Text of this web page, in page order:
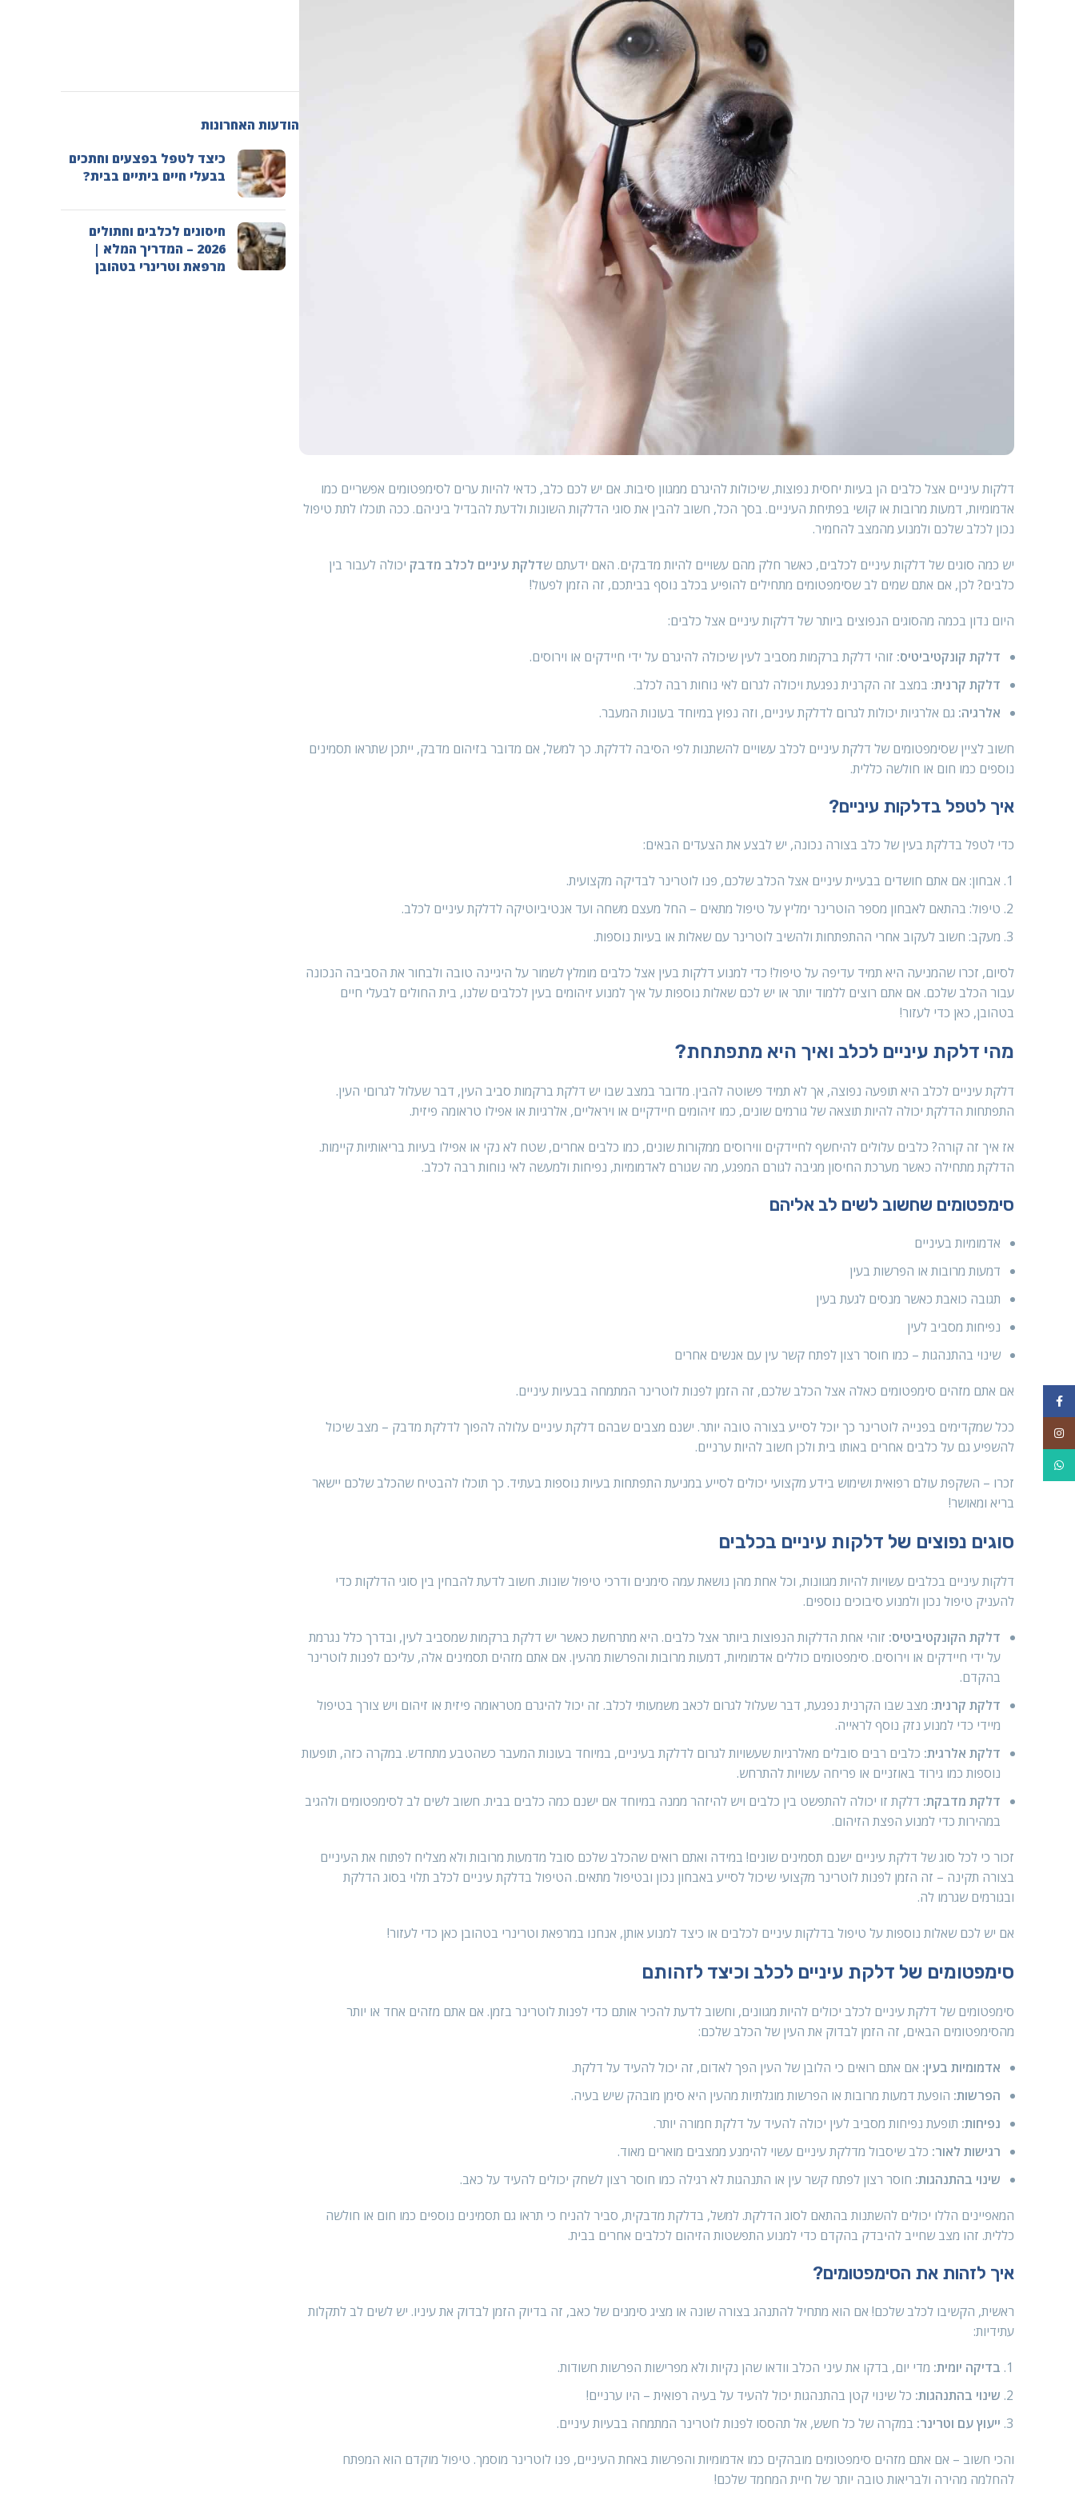
דלקות עיניים אצל כלבים הן בעיות יחסית נפוצות, שיכולות להיגרם ממגוון סיבות. אם יש לכם כלב, כדאי להיות ערים לסימפטומים אפשריים כמו
אדמומיות, דמעות מרובות או קושי בפתיחת העיניים. בסך הכל, חשוב להבין את סוגי הדלקות השונות ולדעת להבדיל ביניהם. ככה תוכלו לתת טיפול
נכון לכלב שלכם ולמנוע מהמצב להחמיר.
יש כמה סוגים של דלקות עיניים לכלבים, כאשר חלק מהם עשויים להיות מדבקים. האם ידעתם שדלקת עיניים לכלב מדבק יכולה לעבור בין
כלבים? לכן, אם אתם שמים לב שסימפטומים מתחילים להופיע בכלב נוסף בביתכם, זה הזמן לפעול!
היום נדון בכמה מהסוגים הנפוצים ביותר של דלקות עיניים אצל כלבים:
דלקת קונקטיביטיס: זוהי דלקת ברקמות מסביב לעין שיכולה להיגרם על ידי חיידקים או וירוסים.
דלקת קרנית: במצב זה הקרנית נפגעת ויכולה לגרום לאי נוחות רבה לכלב.
אלרגיה: גם אלרגיות יכולות לגרום לדלקת עיניים, וזה נפוץ במיוחד בעונות המעבר.
חשוב לציין שסימפטומים של דלקת עיניים לכלב עשויים להשתנות לפי הסיבה לדלקת. כך למשל, אם מדובר בזיהום מדבק, ייתכן שתראו תסמינים
נוספים כמו חום או חולשה כללית.
איך לטפל בדלקות עיניים?
כדי לטפל בדלקת בעין של כלב בצורה נכונה, יש לבצע את הצעדים הבאים:
אבחון: אם אתם חושדים בבעיית עיניים אצל הכלב שלכם, פנו לוטרינר לבדיקה מקצועית.
טיפול: בהתאם לאבחון מספר הוטרינר ימליץ על טיפול מתאים – החל מעצם משחה ועד אנטיביוטיקה לדלקת עיניים לכלב.
מעקב: חשוב לעקוב אחרי ההתפתחות ולהשיב לוטרינר עם שאלות או בעיות נוספות.
לסיום, זכרו שהמניעה היא תמיד עדיפה על טיפול! כדי למנוע דלקות בעין אצל כלבים מומלץ לשמור על היגיינה טובה ולבחור את הסביבה הנכונה
עבור הכלב שלכם. אם אתם רוצים ללמוד יותר או יש לכם שאלות נוספות על איך למנוע זיהומים בעין לכלבים שלנו, בית החולים לבעלי חיים
בטהובן, כאן כדי לעזור!
מהי דלקת עיניים לכלב ואיך היא מתפתחת?
דלקת עיניים לכלב היא תופעה נפוצה, אך לא תמיד פשוטה להבין. מדובר במצב שבו יש דלקת ברקמות סביב העין, דבר שעלול לגרוםי העין.
התפתחות הדלקת יכולה להיות תוצאה של גורמים שונים, כמו זיהומים חיידקיים או ויראליים, אלרגיות או אפילו טראומה פיזית.
אז איך זה קורה? כלבים עלולים להיחשף לחיידקים ווירוסים ממקורות שונים, כמו כלבים אחרים, שטח לא נקי או אפילו בעיות בריאותיות קיימות.
הדלקת מתחילה כאשר מערכת החיסון מגיבה לגורם המפגע, מה שגורם לאדמומיות, נפיחות ולמעשה לאי נוחות רבה לכלב.
סימפטומים שחשוב לשים לב אליהם
אדמומיות בעיניים
דמעות מרובות או הפרשות בעין
תגובה כואבת כאשר מנסים לגעת בעין
נפיחות מסביב לעין
שינוי בהתנהגות – כמו חוסר רצון לפתח קשר עין עם אנשים אחרים
אם אתם מזהים סימפטומים כאלה אצל הכלב שלכם, זה הזמן לפנות לוטרינר המתמחה בבעיות עיניים.
ככל שמקדימים בפנייה לוטרינר כך יוכל לסייע בצורה טובה יותר. ישנם מצבים שבהם דלקת עיניים עלולה להפוך לדלקת מדבק – מצב שיכול
להשפיע גם על כלבים אחרים באותו בית ולכן חשוב להיות ערניים.
זכרו – השקפת עולם רפואית ושימוש בידע מקצועי יכולים לסייע במניעת התפתחות בעיות נוספות בעתיד. כך תוכלו להבטיח שהכלב שלכם יישאר
בריא ומאושר!
סוגים נפוצים של דלקות עיניים בכלבים
דלקות עיניים בכלבים עשויות להיות מגוונות, וכל אחת מהן נושאת עמה סימנים ודרכי טיפול שונות. חשוב לדעת להבחין בין סוגי הדלקות כדי
להעניק טיפול נכון ולמנוע סיבוכים נוספים.
דלקת הקונקטיביטיס: זוהי אחת הדלקות הנפוצות ביותר אצל כלבים. היא מתרחשת כאשר יש דלקת ברקמות שמסביב לעין, ובדרך כלל נגרמת
על ידי חיידקים או וירוסים. סימפטומים כוללים אדמומיות, דמעות מרובות והפרשות מהעין. אם אתם מזהים תסמינים אלה, עליכם לפנות לוטרינר
בהקדם.
דלקת קרנית: מצב שבו הקרנית נפגעת, דבר שעלול לגרום לכאב משמעותי לכלב. זה יכול להיגרם מטראומה פיזית או זיהום ויש צורך בטיפול
מיידי כדי למנוע נזק נוסף לראייה.
דלקת אלרגית: כלבים רבים סובלים מאלרגיות שעשויות לגרום לדלקת בעיניים, במיוחד בעונות המעבר כשהטבע מתחדש. במקרה כזה, תופעות
נוספות כמו גירוד באוזניים או פריחה עשויות להתרחש.
דלקת מדבקת: דלקת זו יכולה להתפשט בין כלבים ויש להיזהר ממנה במיוחד אם ישנם כמה כלבים בבית. חשוב לשים לב לסימפטומים ולהגיב
במהירות כדי למנוע הפצת הזיהום.
זכור כי לכל סוג של דלקת עיניים ישנם תסמינים שונים! במידה ואתם רואים שהכלב שלכם סובל מדמעות מרובות ולא מצליח לפתוח את העיניים
בצורה תקינה – זה הזמן לפנות לוטרינר מקצועי שיכול לסייע באבחון נכון ובטיפול מתאים. הטיפול בדלקת עיניים לכלב תלוי בסוג הדלקת
ובגורמים שגרמו לה.
אם יש לכם שאלות נוספות על טיפול בדלקות עיניים לכלבים או כיצד למנוע אותן, אנחנו במרפאת וטרינרי בטהובן כאן כדי לעזור!
סימפטומים של דלקת עיניים לכלב וכיצד לזהותם
סימפטומים של דלקת עיניים לכלב יכולים להיות מגוונים, וחשוב לדעת להכיר אותם כדי לפנות לוטרינר בזמן. אם אתם מזהים אחד או יותר
מהסימפטומים הבאים, זה הזמן לבדוק את העין של הכלב שלכם:
אדמומיות בעין: אם אתם רואים כי הלובן של העין הפך לאדום, זה יכול להעיד על דלקת.
הפרשות: הופעת דמעות מרובות או הפרשות מוגלתיות מהעין היא סימן מובהק שיש בעיה.
נפיחות: תופעת נפיחות מסביב לעין יכולה להעיד על דלקת חמורה יותר.
רגישות לאור: כלב שיסבול מדלקת עיניים עשוי להימנע ממצבים מוארים מאוד.
שינוי בהתנהגות: חוסר רצון לפתח קשר עין או התנהגות לא רגילה כמו חוסר רצון לשחק יכולים להעיד על כאב.
המאפיינים הללו יכולים להשתנות בהתאם לסוג הדלקת. למשל, בדלקת מדבקית, סביר להניח כי תראו גם תסמינים נוספים כמו חום או חולשה
כללית. זהו מצב שחייב להיבדק בהקדם כדי למנוע התפשטות הזיהום לכלבים אחרים בבית.
איך לזהות את הסימפטומים?
ראשית, הקשיבו לכלב שלכם! אם הוא מתחיל להתנהג בצורה שונה או מציג סימנים של כאב, זה בדיוק הזמן לבדוק את עיניו. יש לשים לב לתקלות
עתידיות:
בדיקה יומית: מדי יום, בדקו את עיני הכלב וודאו שהן נקיות ולא מפרישות הפרשות חשודות.
שינוי בהתנהגות: כל שינוי קטן בהתנהגות יכול להעיד על בעיה רפואית – היו ערניים!
ייעוץ עם וטרינר: במקרה של כל חשש, אל תהססו לפנות לוטרינר המתמחה בבעיות עיניים.
והכי חשוב – אם אתם מזהים סימפטומים מובהקים כמו אדמומיות והפרשות באחת העיניים, פנו לוטרינר מוסמך. טיפול מוקדם הוא המפתח
להחלמה מהירה ולבריאות טובה יותר של חיית המחמד שלכם!
הודעות האחרונות
כיצד לטפל בפצעים וחתכים
בבעלי חיים ביתיים בבית?
חיסונים לכלבים וחתולים
2026 – המדריך המלא |
מרפאת וטרינרי בטהובן
Facebook
Instagram